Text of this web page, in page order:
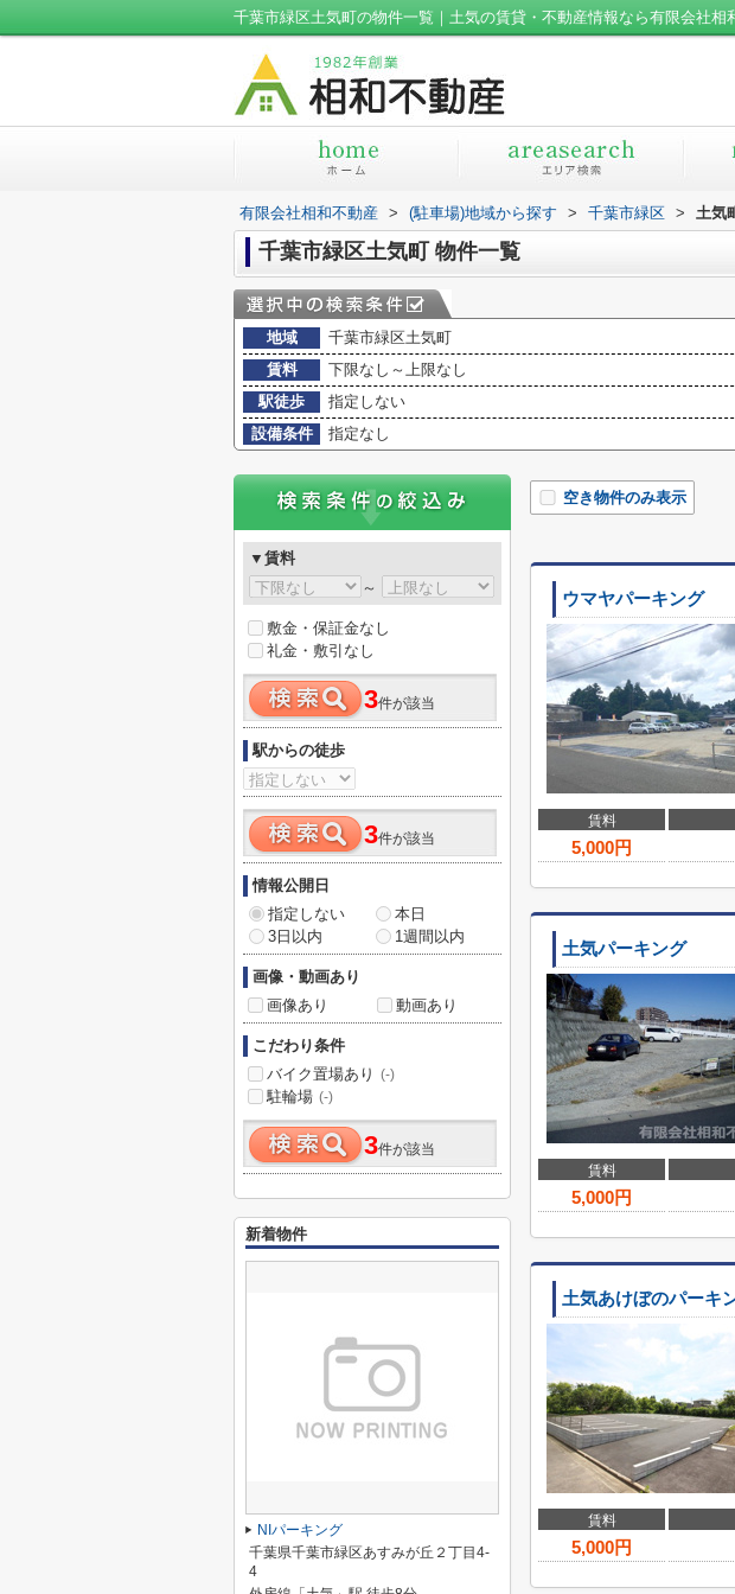
千葉市緑区土気町の物件一覧｜土気の賃貸・不動産情報なら有限会社相
有限会社相和不動産 > (駐車場)地域から探す > 千葉市緑区 > 土気
千葉市緑区土気町 物件一覧
地域
千葉市緑区土気町
賃料
下限なし～上限なし
駅徒歩
指定しない
設備条件
指定なし
空き物件のみ表示
ウマヤパーキング
賃料
5,000円
土気パーキング
賃料
5,000円
土気あけぼのパーキ
賃料
5,000円
▼賃料
～
敷金・保証金なし
礼金・敷引なし
3件が該当
駅からの徒歩
3件が該当
情報公開日
指定しない
本日
3日以内
1週間以内
画像・動画あり
画像あり
動画あり
こだわり条件
バイク置場あり
(-)
駐輪場 (-)
3件が該当
新着物件
NIパーキング
千葉県千葉市緑区あすみが丘２丁目4-
4